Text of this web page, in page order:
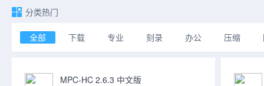
分类热门
全部 下载 专业 刻录 办公 压缩
MPC-HC 2.6.3 中文版